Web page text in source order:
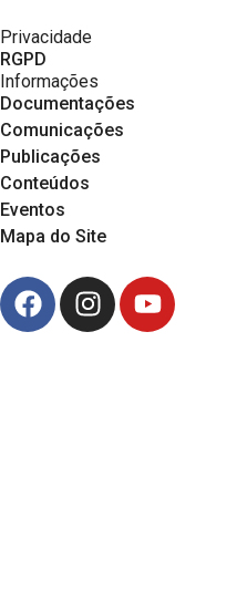
Privacidade
RGPD
Informações
Documentações
Comunicações
Publicações
Conteúdos
Eventos
Mapa do Site